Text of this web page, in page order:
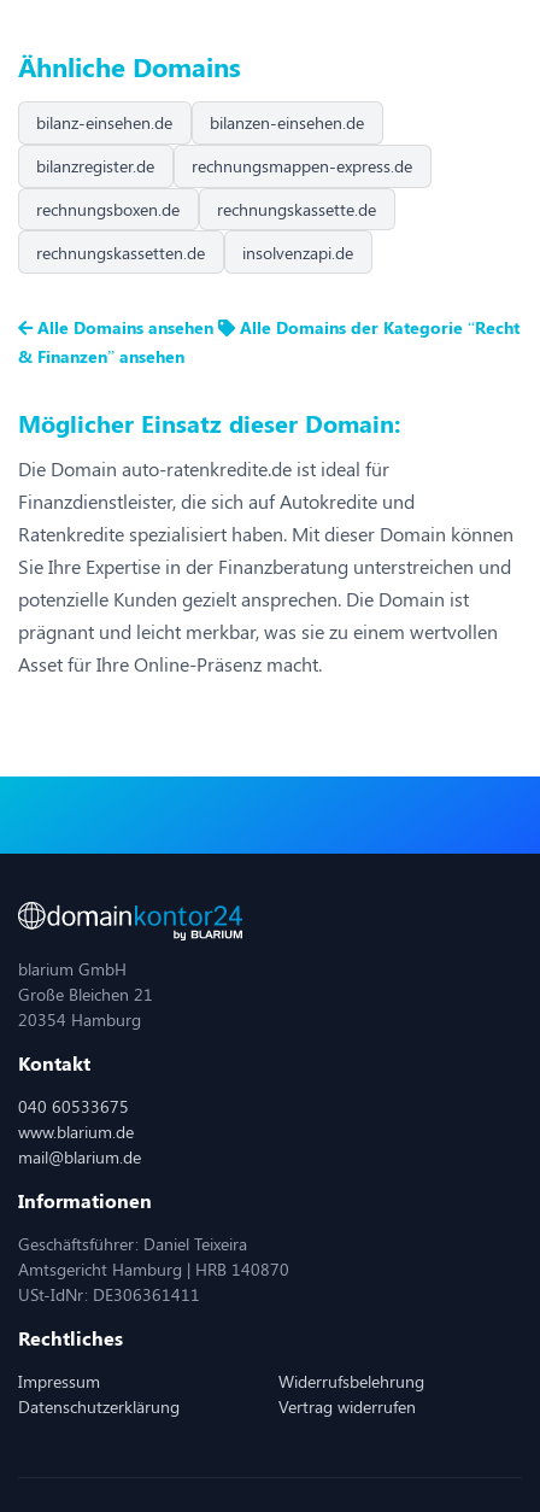
Ähnliche Domains
bilanz-einsehen.de
bilanzen-einsehen.de
bilanzregister.de
rechnungsmappen-express.de
rechnungsboxen.de
rechnungskassette.de
rechnungskassetten.de
insolvenzapi.de
Alle Domains ansehen
Alle Domains der Kategorie “Recht
& Finanzen” ansehen
Möglicher Einsatz dieser Domain:
Die Domain auto-ratenkredite.de ist ideal für
Finanzdienstleister, die sich auf Autokredite und
Ratenkredite spezialisiert haben. Mit dieser Domain können
Sie Ihre Expertise in der Finanzberatung unterstreichen und
potenzielle Kunden gezielt ansprechen. Die Domain ist
prägnant und leicht merkbar, was sie zu einem wertvollen
Asset für Ihre Online-Präsenz macht.
blarium GmbH
Große Bleichen 21
20354 Hamburg
Kontakt
040 60533675
www.blarium.de
mail@blarium.de
Informationen
Geschäftsführer: Daniel Teixeira
Amtsgericht Hamburg | HRB 140870
USt-IdNr: DE306361411
Rechtliches
Impressum
Datenschutzerklärung
Widerrufsbelehrung
Vertrag widerrufen